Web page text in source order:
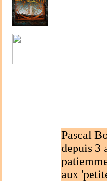
Pascal
depuis 3
aux